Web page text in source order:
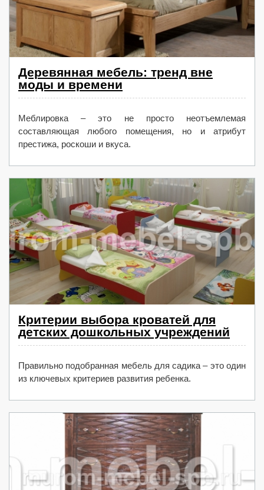
Деревянная мебель: тренд вне
моды и времени
Меблировка – это не просто неотъемлемая
составляющая любого помещения, но и атрибут
престижа, роскоши и вкуса.
Критерии выбора кроватей для
детских дошкольных учреждений
Правильно подобранная мебель для садика – это один
из ключевых критериев развития ребенка.